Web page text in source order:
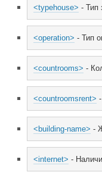
<typehouse> - Тип
<operation> - Тип
<countrooms> -
<countroomsrent>
<building-name> -
<internet> -